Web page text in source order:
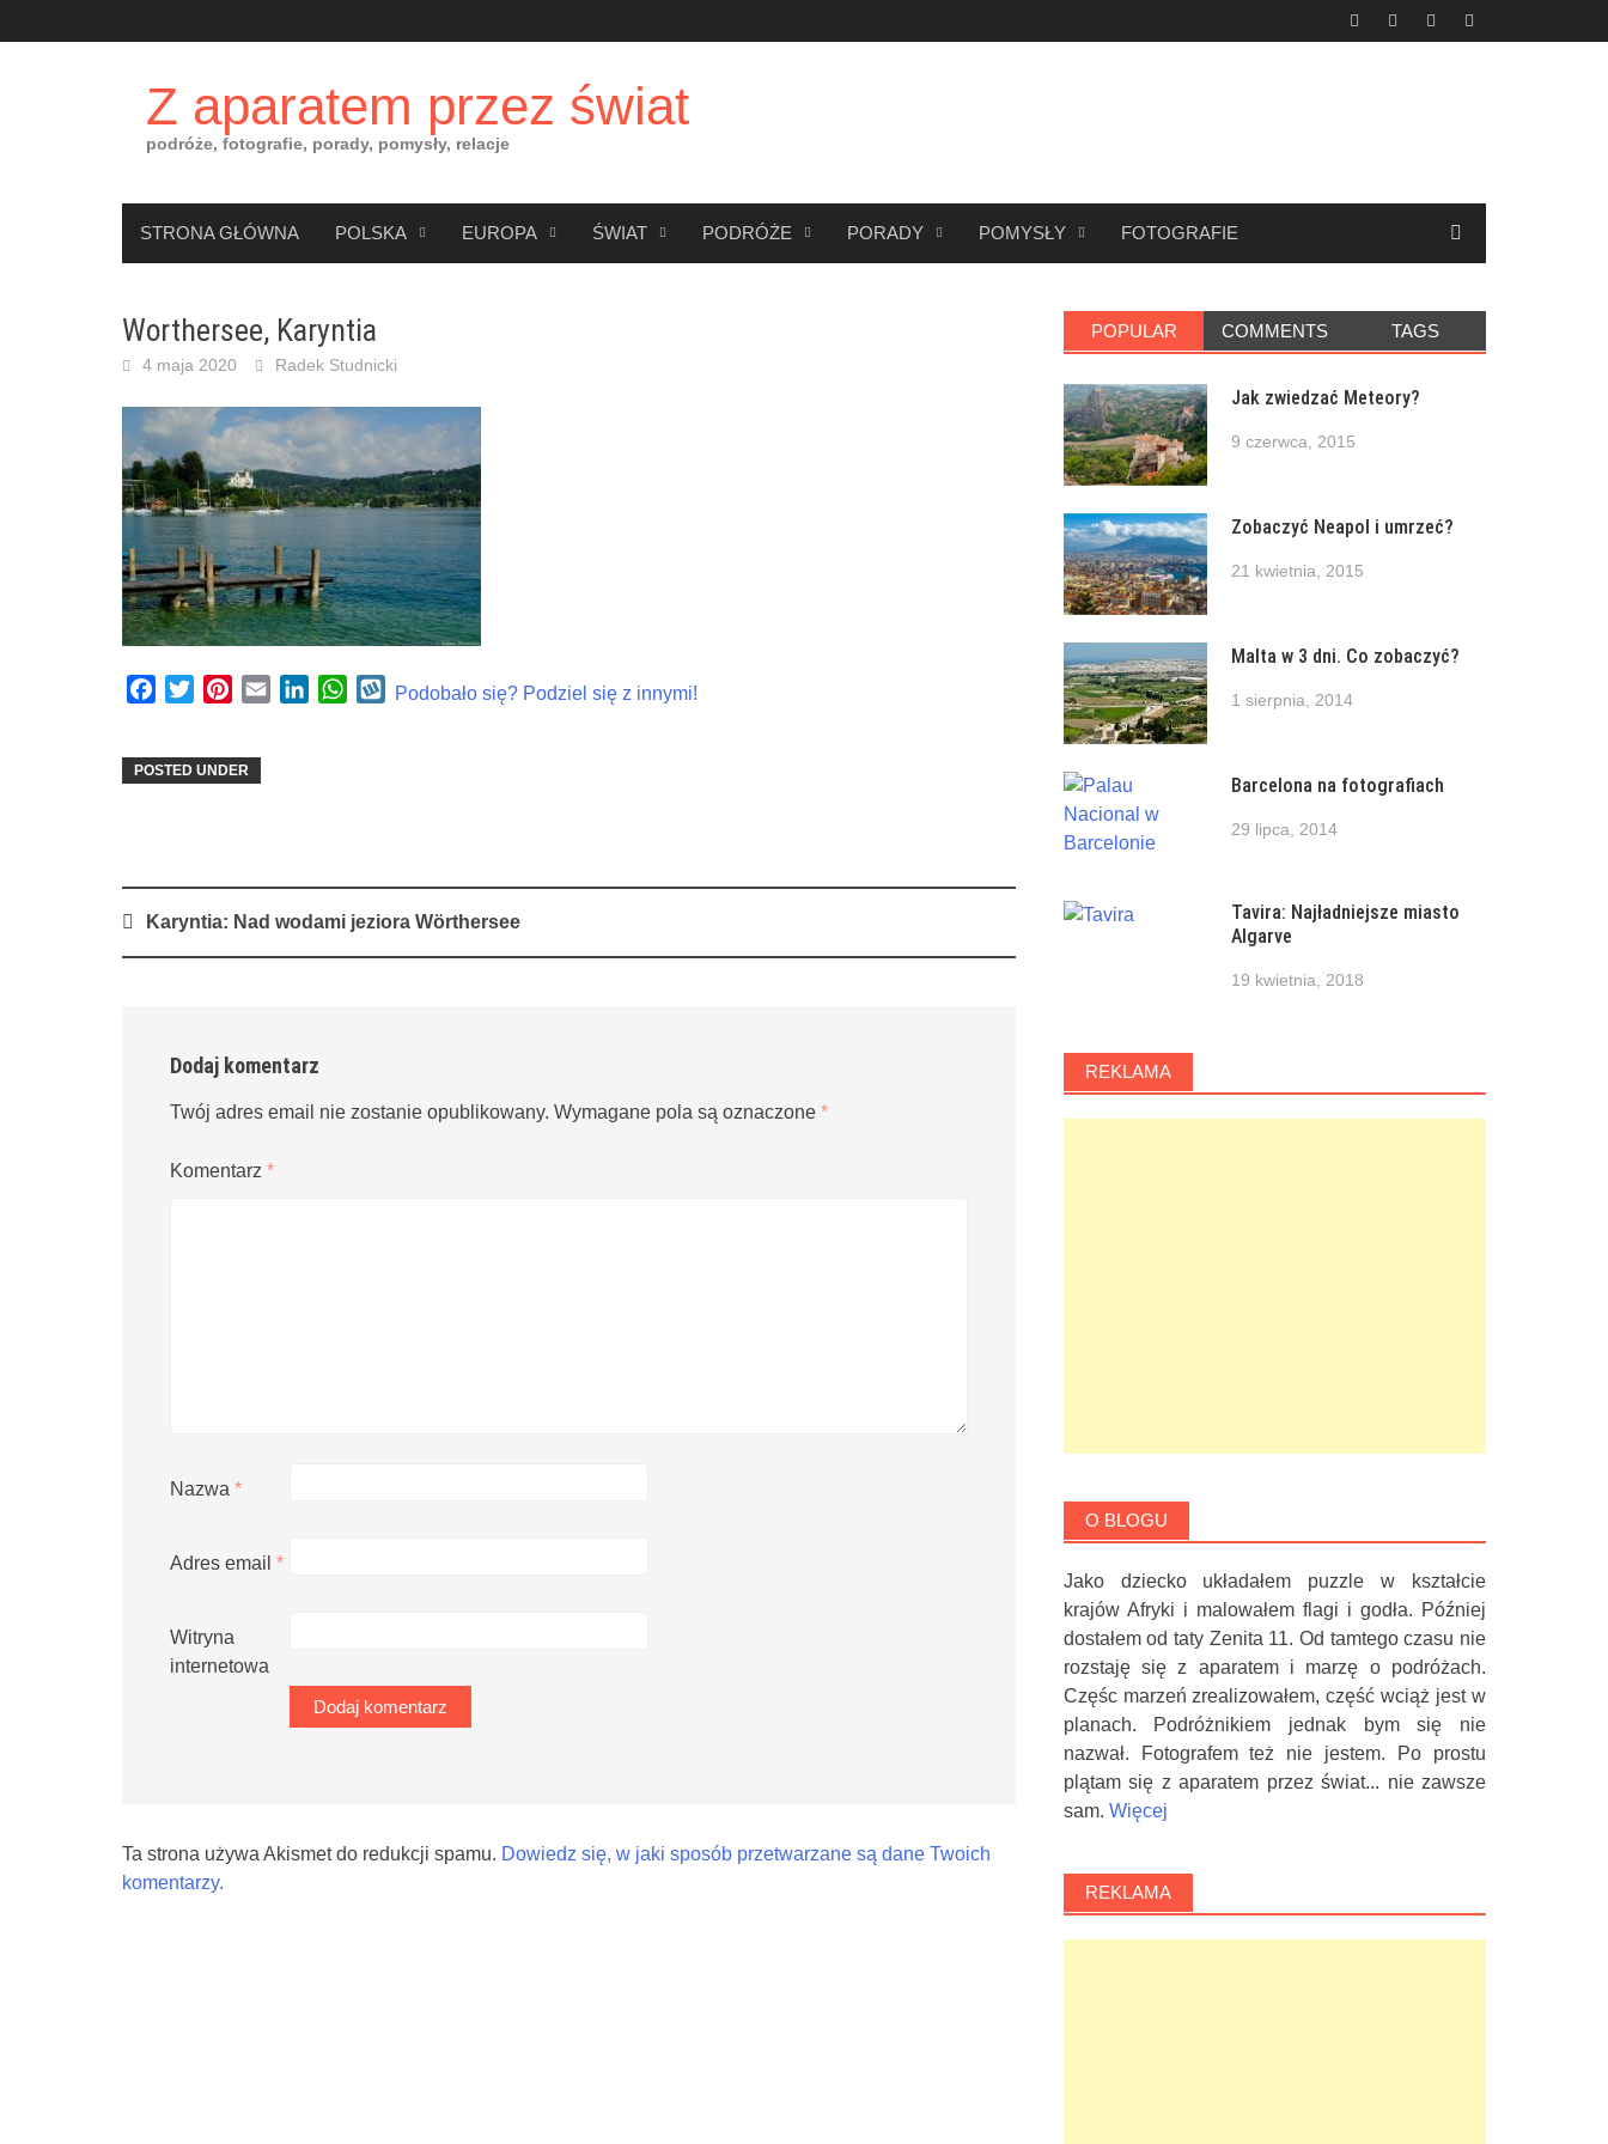
to
Z aparatem przez świat
podróże, fotografie, porady, pomysły, relacje
STRONA GŁÓWNA POLSKA EUROPA ŚWIAT PODRÓŻE PORADY POMYSŁY FOTOGRAFIE
Worthersee, Karyntia
4 maja 2020 Radek Studnicki
Facebook
TwitterPinterest
Email LinkedInWhatsApp
Wykop
Podobało się? Podziel się z innymi!
POSTED UNDER
PostKaryntia: Nad wodami jeziora Wörthersee
Dodaj komentarz
Twój adres email nie zostanie opublikowany. Wymagane pola są oznaczone *
Komentarz *
Nazwa *
Adres email *
Witryna
internetowa
Ta strona używa Akismet do redukcji spamu. Dowiedz się, w jaki sposób przetwarzane są dane Twoich
komentarzy.
POPULAR COMMENTS TAGS
Jak zwiedzać Meteory?
9 czerwca, 2015
Zobaczyć Neapol i umrzeć?
21 kwietnia, 2015
Malta w 3 dni. Co zobaczyć?
1 sierpnia, 2014
Barcelona na fotografiach
29 lipca, 2014
Tavira: Najładniejsze miasto
Algarve
19 kwietnia, 2018
REKLAMA
O BLOGU
Jako dziecko układałem puzzle w kształcie
krajów Afryki i malowałem flagi i godła. Później
dostałem od taty Zenita 11. Od tamtego czasu nie
rozstaję się z aparatem i marzę o podróżach.
Częśc marzeń zrealizowałem, część wciąż jest w
planach. Podróżnikiem jednak bym się nie
nazwał. Fotografem też nie jestem. Po prostu
plątam się z aparatem przez świat... nie zawsze
sam. Więcej
REKLAMA